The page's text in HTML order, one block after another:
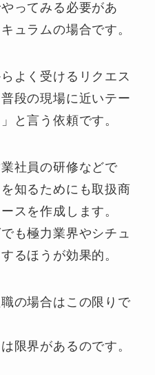
ってみる必要があ
ュラムの場合です。
よく受けるリクエス
段の現場に近いテー
と言う依頼です。
社員の研修などで
知るためにも取扱商
スを作成します。
も極力業界やシチュ
るほうが効果的。
の場合はこの限りで
限界があるのです。